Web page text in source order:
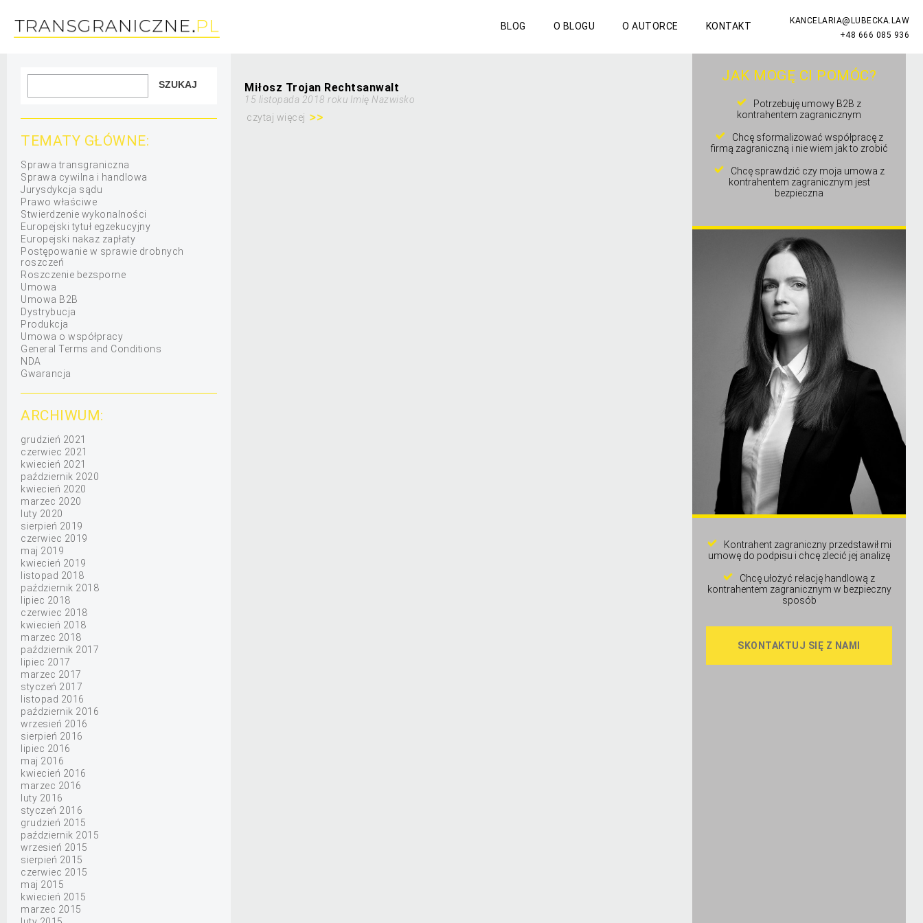
BLOG O BLOGU O AUTORCE KONTAKT
KANCELARIA@LUBECKA.LAW
+48 666 085 936
JAK MOGĘ CI POMÓC?
Potrzebuję umowy B2B z
kontrahentem zagranicznym
Chcę sformalizować współpracę z
firmą zagraniczną i nie wiem jak to zrobić
Chcę sprawdzić czy moja umowa z
kontrahentem zagranicznym jest
bezpieczna
Kontrahent zagraniczny przedstawił mi
umowę do podpisu i chcę zlecić jej analizę
Chcę ułożyć relację handlową z
kontrahentem zagranicznym w bezpieczny
sposób
SKONTAKTUJ SIĘ Z NAMI
Miłosz Trojan Rechtsanwalt
15 listopada 2018 roku Imię Nazwisko
czytaj więcej
TEMATY GŁÓWNE:
Sprawa transgraniczna
Sprawa cywilna i handlowa
Jurysdykcja sądu
Prawo właściwe
Stwierdzenie wykonalności
Europejski tytuł egzekucyjny
Europejski nakaz zapłaty
Postępowanie w sprawie drobnych
roszczeń
Roszczenie bezsporne
Umowa
Umowa B2B
Dystrybucja
Produkcja
Umowa o współpracy
General Terms and Conditions
NDA
Gwarancja
ARCHIWUM:
grudzień 2021
czerwiec 2021
kwiecień 2021
październik 2020
kwiecień 2020
marzec 2020
luty 2020
sierpień 2019
czerwiec 2019
maj 2019
kwiecień 2019
listopad 2018
październik 2018
lipiec 2018
czerwiec 2018
kwiecień 2018
marzec 2018
październik 2017
lipiec 2017
marzec 2017
styczeń 2017
listopad 2016
październik 2016
wrzesień 2016
sierpień 2016
lipiec 2016
maj 2016
kwiecień 2016
marzec 2016
luty 2016
styczeń 2016
grudzień 2015
październik 2015
wrzesień 2015
sierpień 2015
czerwiec 2015
maj 2015
kwiecień 2015
marzec 2015